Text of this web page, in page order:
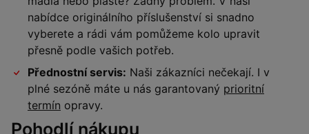
nabídce originálního příslušenství si snadno
vyberete a rádi vám pomůžeme kolo upravit
přesně podle vašich potřeb.
Přednostní servis: Naši zákazníci nečekají. I v
plné sezóně máte u nás garantovaný prioritní
termín opravy.
Pohodlí nákupu